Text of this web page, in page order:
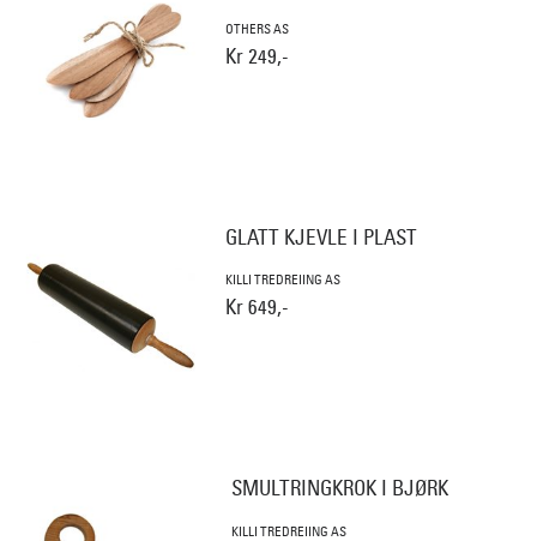
OTHERS AS
Kr 249,-
GLATT KJEVLE I PLAST
KILLI TREDREIING AS
Kr 649,-
SMULTRINGKROK I BJØRK
KILLI TREDREIING AS